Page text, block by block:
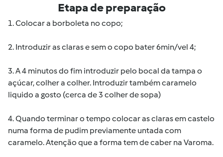
Etapa de preparação
1. Colocar a borboleta no copo;
2. Introduzir as claras e sem o copo bater 6min/vel 4;
3. A 4 minutos do fim introduzir pelo bocal da tampa o
açúcar, colher a colher. Introduzir também caramelo
liquido a gosto (cerca de 3 colher de sopa)
4. Quando terminar o tempo colocar as claras em castelo
numa forma de pudim previamente untada com
caramelo. Atenção que a forma tem de caber na Varoma.